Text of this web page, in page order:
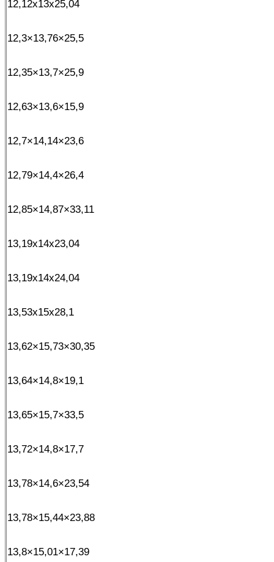
12,12x13x25,04
12,3×13,76×25,5
12,35×13,7×25,9
12,63×13,6×15,9
12,7×14,14×23,6
12,79×14,4×26,4
12,85×14,87×33,11
13,19x14x23,04
13,19x14x24,04
13,53x15x28,1
13,62×15,73×30,35
13,64×14,8×19,1
13,65×15,7×33,5
13,72×14,8×17,7
13,78×14,6×23,54
13,78×15,44×23,88
13,8×15,01×17,39